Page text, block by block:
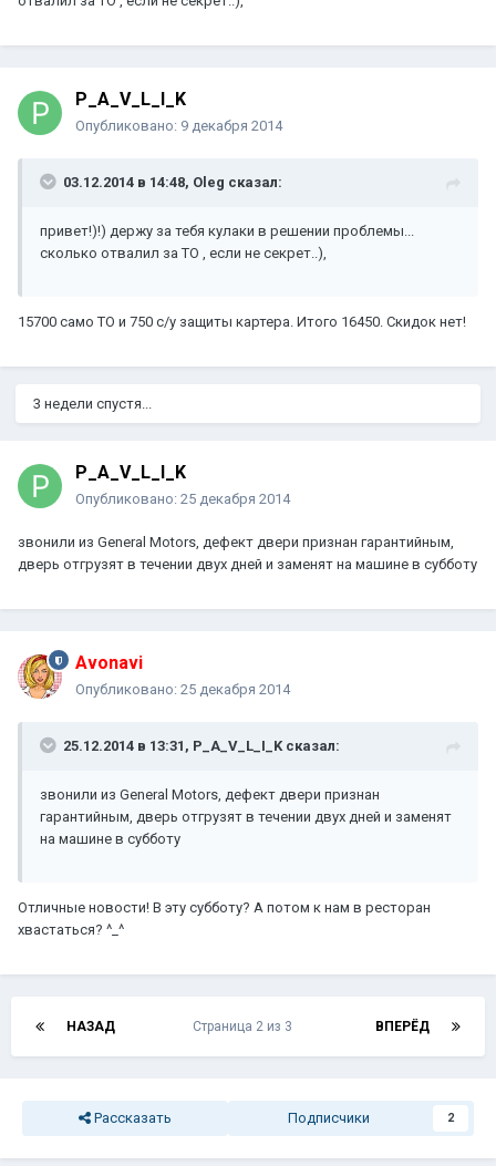
P_A_V_L_I_K
Опубликовано: 9 декабря 2014
03.12.2014 в 14:48, Oleg сказал:
привет!)!) держу за тебя кулаки в решении проблемы...
сколько отвалил за ТО , если не секрет..),
15700 само ТО и 750 с/у защиты картера. Итого 16450. Скидок нет!
3 недели спустя...
P_A_V_L_I_K
Опубликовано: 25 декабря 2014
звонили из General Motors, дефект двери признан гарантийным,
дверь отгрузят в течении двух дней и заменят на машине в субботу
Avonavi
Опубликовано: 25 декабря 2014
25.12.2014 в 13:31, P_A_V_L_I_K сказал:
звонили из General Motors, дефект двери признан
гарантийным, дверь отгрузят в течении двух дней и заменят
на машине в субботу
Отличные новости! В эту субботу? А потом к нам в ресторан
хвастаться? ^_^
НАЗАД ВПЕРЁД
Страница 2 из 3
Рассказать Подписчики 2